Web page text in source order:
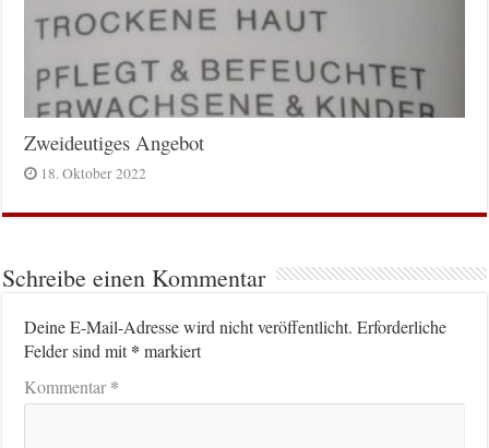
Zweideutiges Angebot
18. Oktober 2022
Schreibe einen Kommentar
Deine E-Mail-Adresse wird nicht veröffentlicht. Erforderliche
Felder sind mit* markiert
Kommentar*